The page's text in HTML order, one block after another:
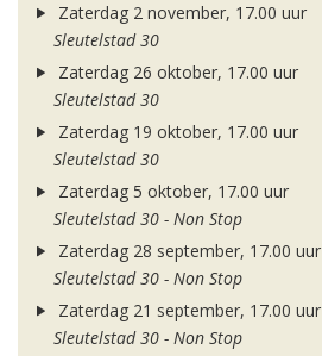
Zaterdag 2 november, 17.00 uur
Sleutelstad 30
Zaterdag 26 oktober, 17.00 uur
Sleutelstad 30
Zaterdag 19 oktober, 17.00 uur
Sleutelstad 30
Zaterdag 5 oktober, 17.00 uur
Sleutelstad 30 - Non Stop
Zaterdag 28 september, 17.00 uur
Sleutelstad 30 - Non Stop
Zaterdag 21 september, 17.00 uur
Sleutelstad 30 - Non Stop